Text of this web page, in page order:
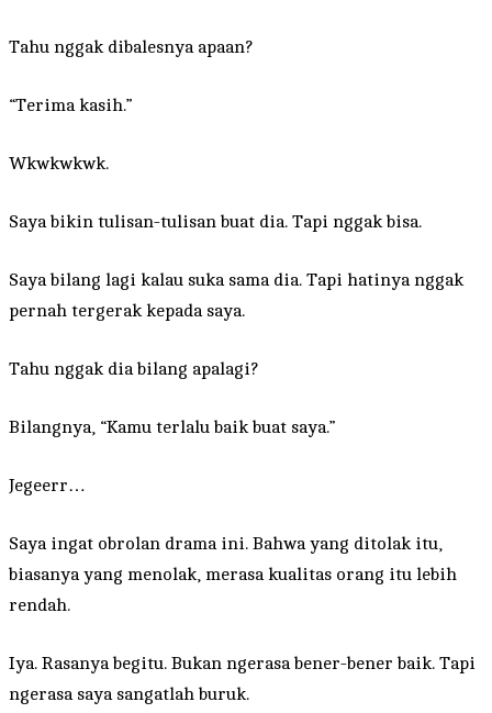
Tahu nggak dibalesnya apaan?
“Terima kasih.”
Wkwkwkwk.
Saya bikin tulisan-tulisan buat dia. Tapi nggak bisa.
Saya bilang lagi kalau suka sama dia. Tapi hatinya nggak
pernah tergerak kepada saya.
Tahu nggak dia bilang apalagi?
Bilangnya, “Kamu terlalu baik buat saya.”
Jegeerr…
Saya ingat obrolan drama ini. Bahwa yang ditolak itu,
biasanya yang menolak, merasa kualitas orang itu lebih
rendah.
Iya. Rasanya begitu. Bukan ngerasa bener-bener baik. Tapi
ngerasa saya sangatlah buruk.